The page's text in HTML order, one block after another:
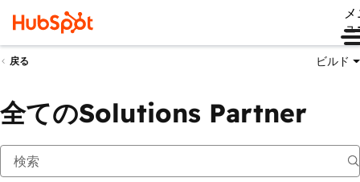
ュ
戻る ビルド
全てのSolutions Partner